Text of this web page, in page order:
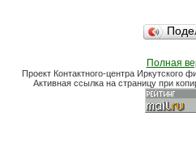
Полная
Проект Контактного-центра Иркутского
Активная ссылка на страницу при